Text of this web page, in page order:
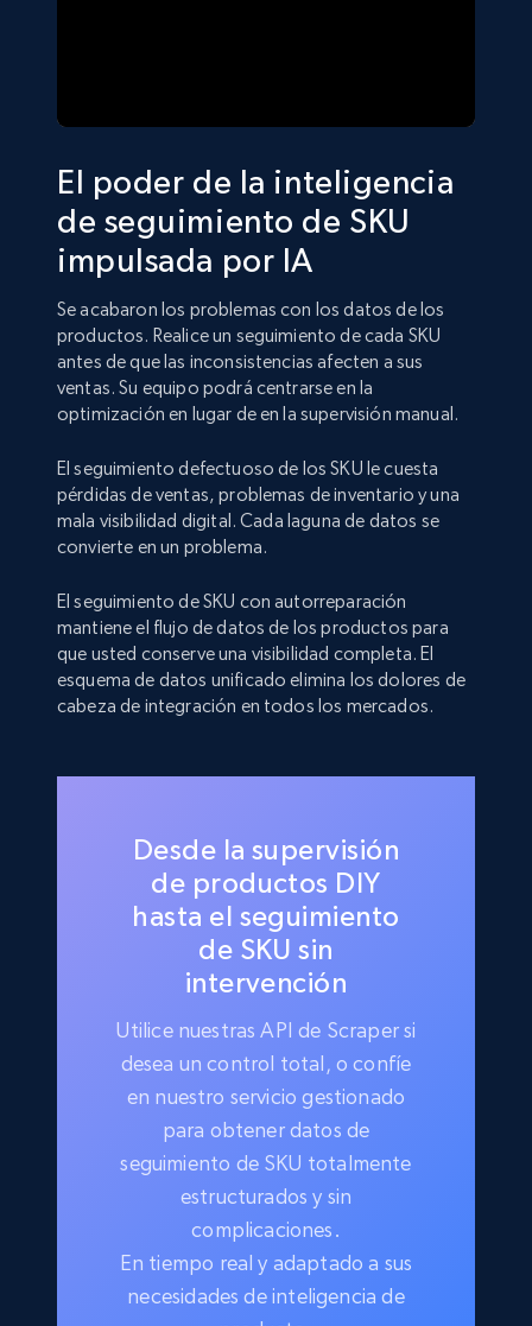
El poder de la inteligencia
de seguimiento de SKU
impulsada por IA
Se acabaron los problemas con los datos de los
productos. Realice un seguimiento de cada SKU
antes de que las inconsistencias afecten a sus
ventas. Su equipo podrá centrarse en la
optimización en lugar de en la supervisión manual.
El seguimiento defectuoso de los SKU le cuesta
pérdidas de ventas, problemas de inventario y una
mala visibilidad digital. Cada laguna de datos se
convierte en un problema.
El seguimiento de SKU con autorreparación
mantiene el flujo de datos de los productos para
que usted conserve una visibilidad completa. El
esquema de datos unificado elimina los dolores de
cabeza de integración en todos los mercados.
Desde la supervisión
de productos DIY
hasta el seguimiento
de SKU sin
intervención
Utilice nuestras API de Scraper si
desea un control total, o confíe
en nuestro servicio gestionado
para obtener datos de
seguimiento de SKU totalmente
estructurados y sin
complicaciones.
En tiempo real y adaptado a sus
necesidades de inteligencia de